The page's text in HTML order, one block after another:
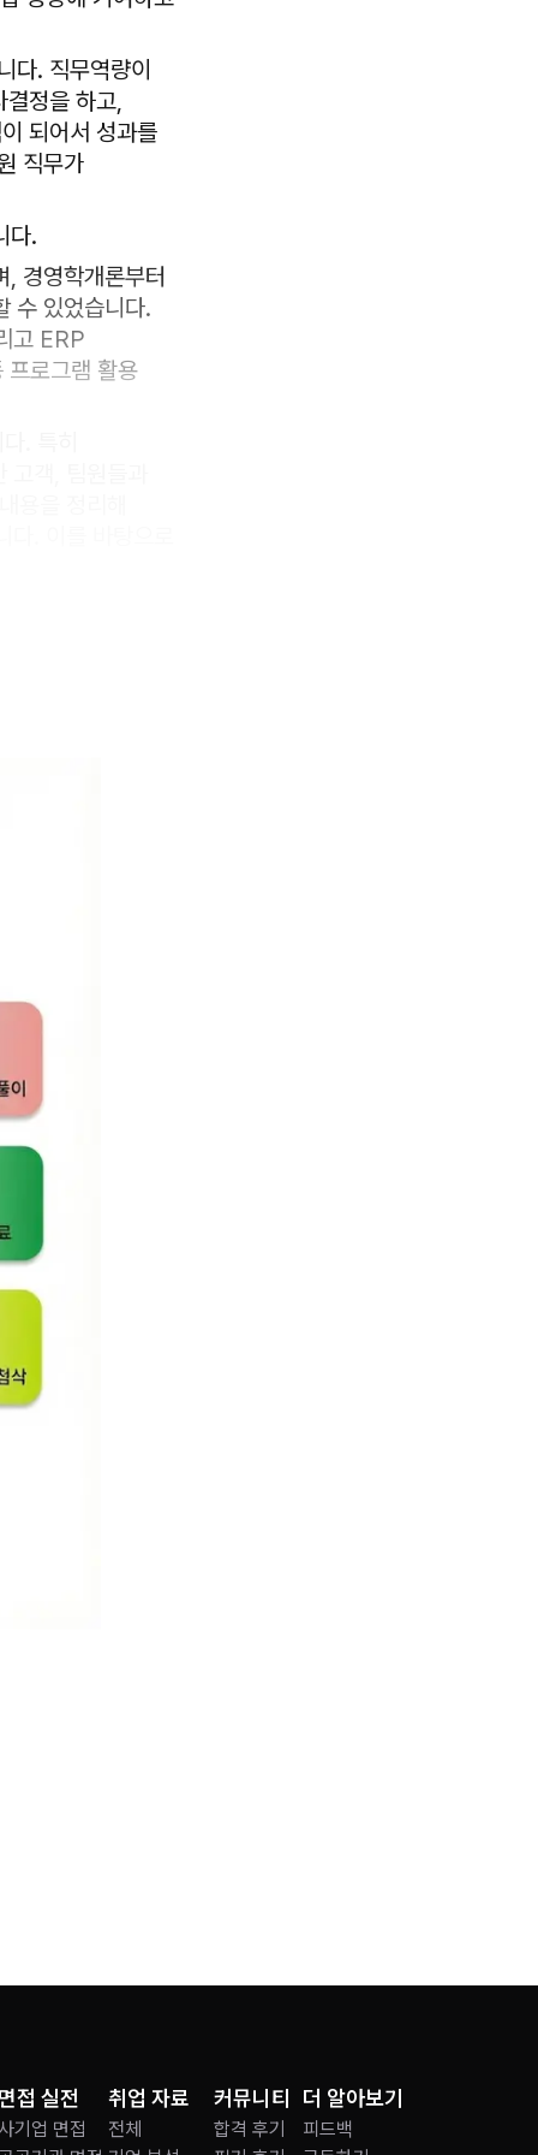
다. 직무역량이
결정을 하고,
되어서 성과를
직무가
다.
, 경영학개론부터
수 있었습니다.
고 ERP
프로그램 활용
. 이를 바탕으로
면접 실전
기업 면접
취업 자료
전체
커뮤니티
합격 후기
더 알아보기
피드백